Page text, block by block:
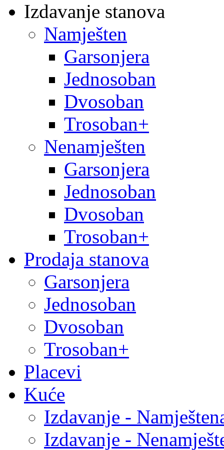
Izdavanje stanova
Namješten
Garsonjera
Jednosoban
Dvosoban
Trosoban+
Nenamješten
Garsonjera
Jednosoban
Dvosoban
Trosoban+
Prodaja stanova
Garsonjera
Jednosoban
Dvosoban
Trosoban+
Placevi
Kuće
Izdavanje -
Izdavanje -